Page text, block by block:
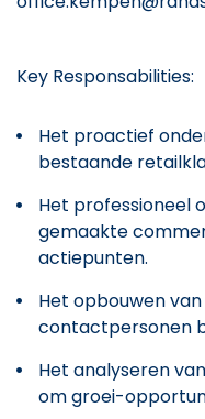
Key Responsabilities:
Het proactief
bestaande
Het professioneel
gemaakte
actiepunten.
Het opbouwen
contactpersonen
Het analyseren
om groei-